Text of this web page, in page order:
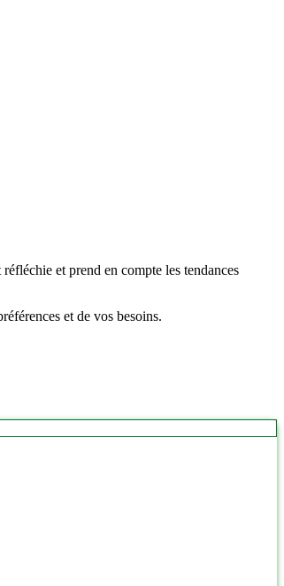
et prend en compte les tendances
et de vos besoins.